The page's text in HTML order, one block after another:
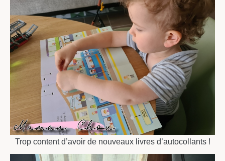
Trop content d’avoir de nouveaux livres d’autocollants !